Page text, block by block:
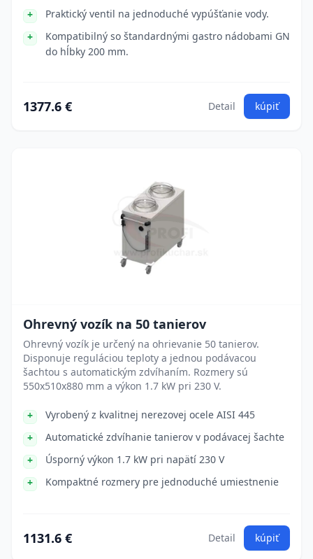
Praktický ventil na jednoduché vypúšťanie vody.
Kompatibilný so štandardnými gastro nádobami GN
do hĺbky 200 mm.
1377.6 € Detail kúpiť
Ohrevný vozík na 50 tanierov
Ohrevný vozík je určený na ohrievanie 50 tanierov.
Disponuje reguláciou teploty a jednou podávacou
šachtou s automatickým zdvíhaním. Rozmery sú
550x510x880 mm a výkon 1.7 kW pri 230 V.
Vyrobený z kvalitnej nerezovej ocele AISI 445
Automatické zdvíhanie tanierov v podávacej šachte
Úsporný výkon 1.7 kW pri napätí 230 V
Kompaktné rozmery pre jednoduché umiestnenie
1131.6 € Detail kúpiť